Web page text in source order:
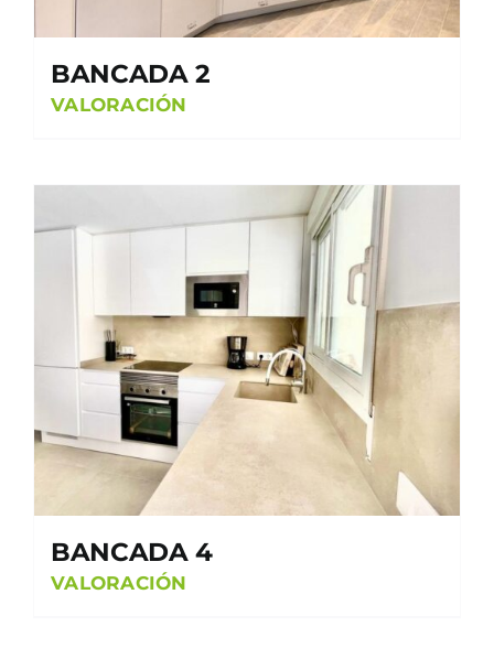
BANCADA 2
VALORACIÓN
BANCADA 4
VALORACIÓN